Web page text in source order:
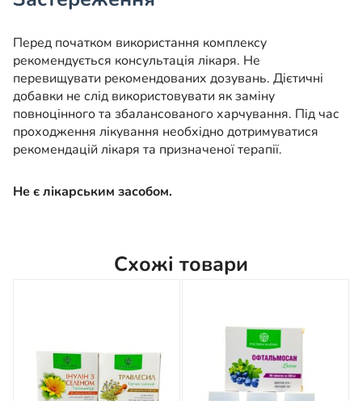
Перед початком використання комплексу
рекомендується консультація лікаря. Не
перевищувати рекомендованих дозувань. Дієтичні
добавки не слід використовувати як заміну
повноцінного та збалансованого харчування. Під час
проходження лікування необхідно дотримуватися
рекомендацій лікаря та призначеної терапії.
Не є лікарським засобом.
Схожі товари